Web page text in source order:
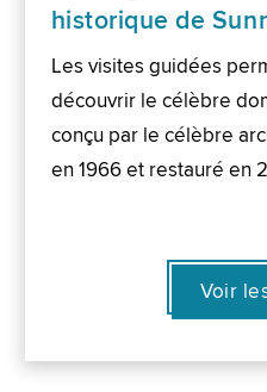
historique de
Les visites guidées
découvrir le célèbre
conçu par le célèbre
en 1966 et restauré en
Voir